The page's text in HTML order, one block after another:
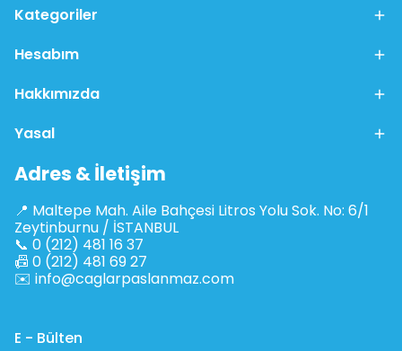
Kategoriler
Hesabım
Hakkımızda
Yasal
Adres & İletişim
📍 Maltepe Mah. Aile Bahçesi Litros Yolu Sok. No: 6/1
Zeytinburnu / İSTANBUL
📞 0 (212) 481 16 37
📠 0 (212) 481 69 27
✉️ info@caglarpaslanmaz.com
E - Bülten